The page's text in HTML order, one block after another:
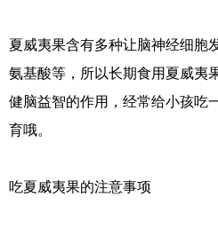
夏威夷果含有多种让脑神经细胞
氨基酸等，所以长期食用夏威夷
健脑益智的作用，经常给小孩吃
育哦。
吃夏威夷果的注意事项